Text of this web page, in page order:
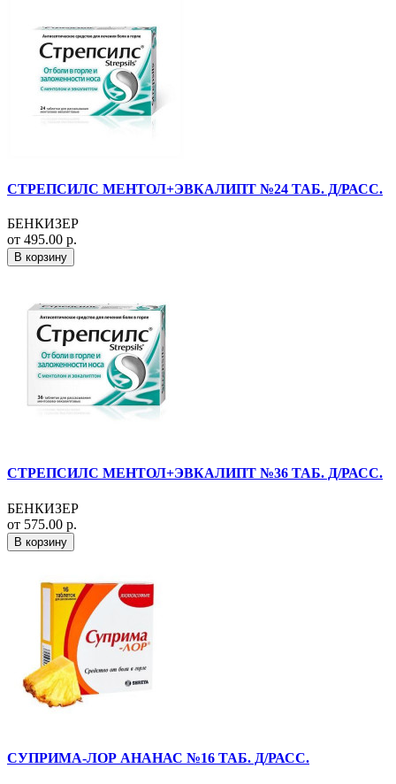
СТРЕПСИЛС МЕНТОЛ+ЭВКАЛИПТ №24 ТАБ. Д/РАСС.
БЕНКИЗЕР
от 495.00 р.
В корзину
СТРЕПСИЛС МЕНТОЛ+ЭВКАЛИПТ №36 ТАБ. Д/РАСС.
БЕНКИЗЕР
от 575.00 р.
В корзину
СУПРИМА-ЛОР АНАНАС №16 ТАБ. Д/РАСС.